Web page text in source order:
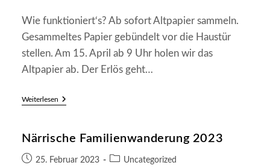
Wie funktioniert‘s? Ab sofort Altpapier sammeln.
Gesammeltes Papier gebündelt vor die Haustür
stellen. Am 15. April ab 9 Uhr holen wir das
Altpapier ab. Der Erlös geht…
WeiterlesenPapiersammelaktion
Närrische Familienwanderung 2023
Beitrag25. Februar 2023
Beitrags-
Uncategorized